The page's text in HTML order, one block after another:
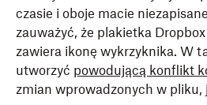
czasie i oboje macie
zauważyć, że plakietka
zawiera ikonę wykrzyknika. W
utworzyć powodującą konflikt
zmian wprowadzonych w pliku,